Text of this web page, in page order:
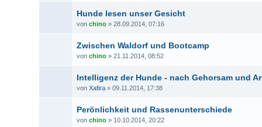
Hunde lesen unser Gesicht
vonchino » 28.09.2014, 07:16
Zwischen Waldorf und Bootcamp
vonchino » 21.11.2014, 08:52
Intelligenz der Hunde - nach Gehorsam und
vonXafira » 09.11.2014, 17:38
Perönlichkeit und Rassenunterschiede
vonchino » 10.10.2014, 20:22